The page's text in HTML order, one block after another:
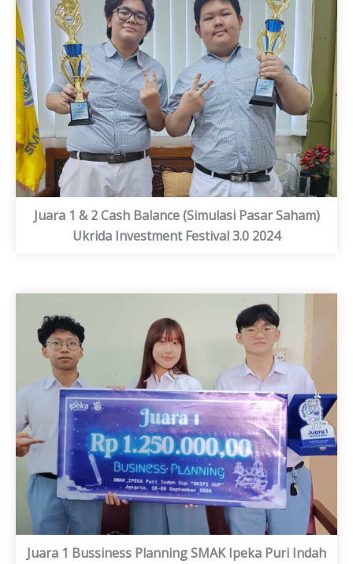
Juara 1 & 2 Cash Balance (Simulasi Pasar Saham)
Ukrida Investment Festival 3.0 2024
Juara 1 Bussiness Planning SMAK Ipeka Puri Indah